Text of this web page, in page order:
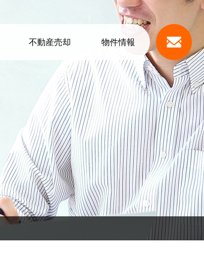
不動産売却 物件情報